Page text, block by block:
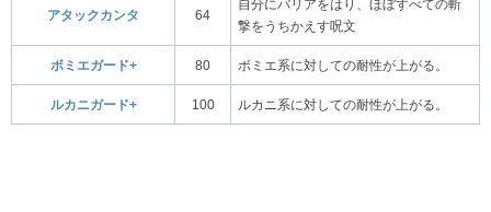
アタックカンタ 64
自分にバリアをはり、ほぼすべての斬
撃をうちかえす呪文
ボミエガード+ 80 ボミエ系に対しての耐性が上がる。
ルカニガード+ 100 ルカニ系に対しての耐性が上がる。